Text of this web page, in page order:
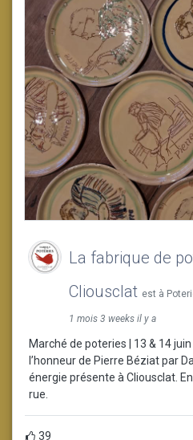
La fabrique de
Cliousclat est à
1 mois 3 weeks il y a
Marché de poteries | 13 & 14
l’honneur de Pierre Béziat par
énergie présente à Cliousclat.
rue.
39